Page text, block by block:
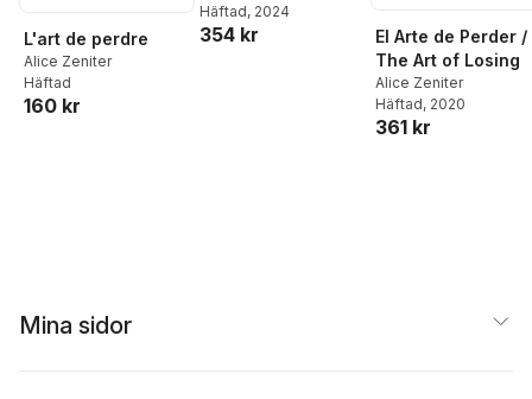
L'art de perdre
Alice Zeniter
Häftad
160 kr
Häftad, 2024
354 kr
El Arte de Perder /
The Art of Losing
Alice Zeniter
Häftad, 2020
361 kr
Mina sidor